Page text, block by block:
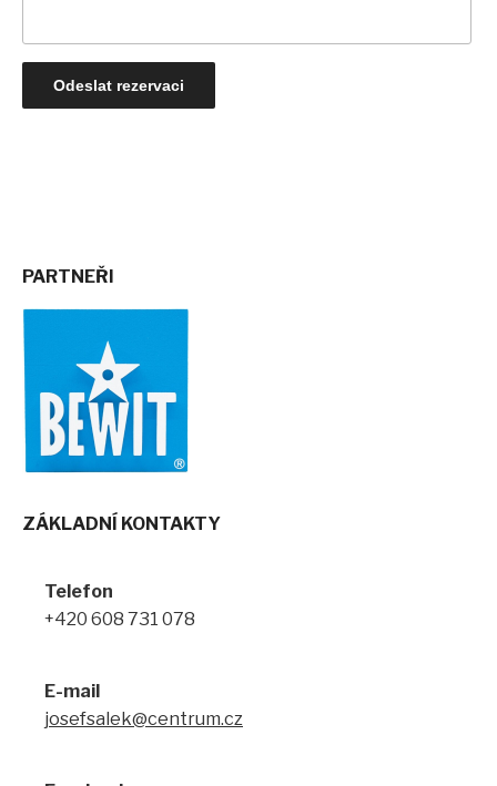
PARTNEŘI
ZÁKLADNÍ KONTAKTY
Telefon
+420 608 731 078
E-mail
josefsalek@centrum.cz